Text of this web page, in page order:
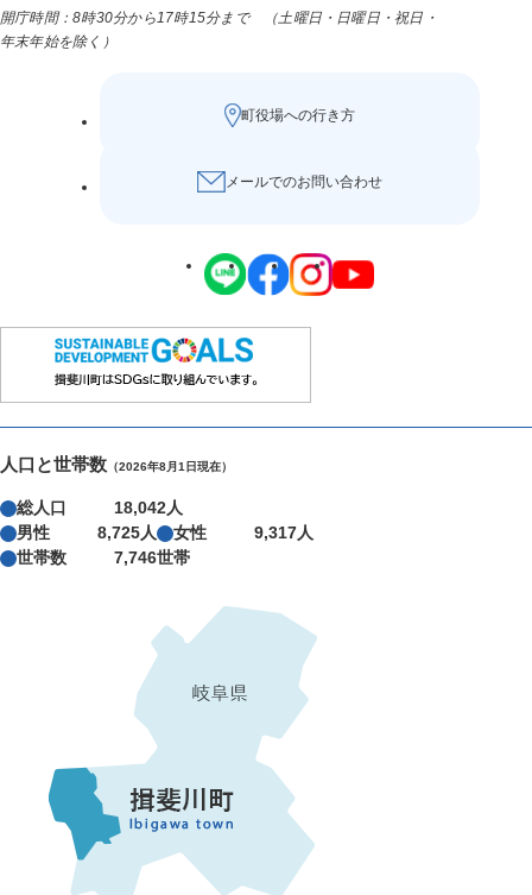
開庁時間：8時30分から17時15分まで （土曜日・日曜日・祝日・
年末年始を除く）
町役場への行き方
メールでのお問い合わせ
人口と世帯数 （2026年8月1日現在）
総人口
18,042人
男性
8,725人 女性
9,317人
世帯数
7,746世帯